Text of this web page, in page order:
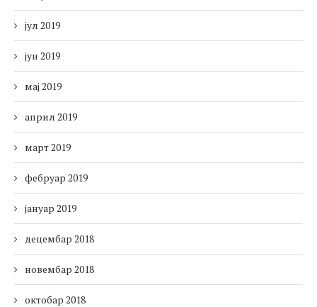
јул 2019
јун 2019
мај 2019
април 2019
март 2019
фебруар 2019
јануар 2019
децембар 2018
новембар 2018
октобар 2018